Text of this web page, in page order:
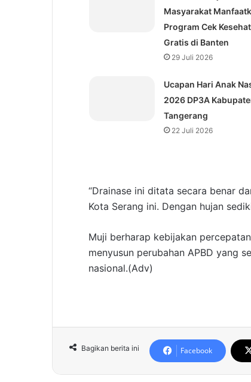
Masyarakat
Program Cek
Gratis di Banten
29 Juli 2026
Ucapan Hari Anak
2026 DP3A
Tangerang
22 Juli 2026
“Drainase ini ditata secara benar
Kota Serang ini. Dengan hujan
Muji berharap kebijakan
menyusun perubahan APBD yang
nasional.(Adv)
Bagikan berita ini Facebook